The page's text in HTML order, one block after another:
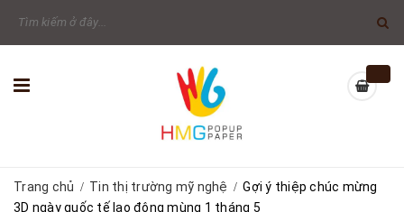
Trang chủ / Tin thị trường mỹ nghệ / Gợi ý thiệp chúc mừng
3D ngày quốc tế lao động mùng 1 tháng 5